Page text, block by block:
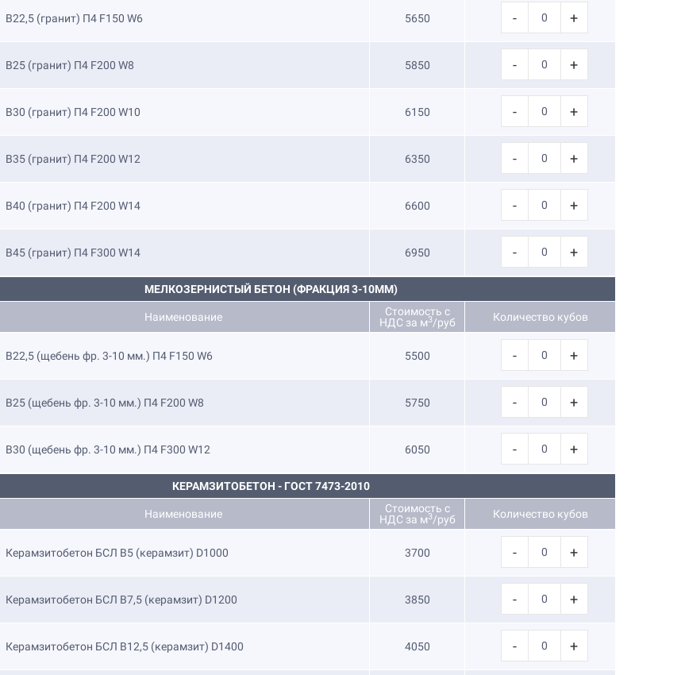
B22,5 (гранит) П4 F150 W6 5650 - +
B25 (гранит) П4 F200 W8 5850 - +
B30 (гранит) П4 F200 W10 6150 - +
B35 (гранит) П4 F200 W12 6350 - +
B40 (гранит) П4 F200 W14 6600 - +
B45 (гранит) П4 F300 W14 6950 - +
МЕЛКОЗЕРНИСТЫЙ БЕТОН (ФРАКЦИЯ 3-10ММ)
Наименование
Стоимость с
НДС за м3/руб Количество кубов
B22,5 (щебень фр. 3-10 мм.) П4 F150 W6 5500 - +
B25 (щебень фр. 3-10 мм.) П4 F200 W8 5750 - +
B30 (щебень фр. 3-10 мм.) П4 F300 W12 6050 - +
КЕРАМЗИТОБЕТОН - ГОСТ 7473-2010
Наименование
Стоимость с
НДС за м3/руб Количество кубов
Керамзитобетон БСЛ В5 (керамзит) D1000 3700 - +
Керамзитобетон БСЛ В7,5 (керамзит) D1200 3850 - +
Керамзитобетон БСЛ В12,5 (керамзит) D1400 4050 - +